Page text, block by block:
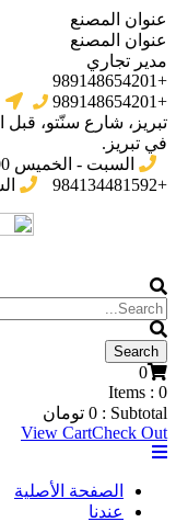
عنوان المصنع
عنوان المصنع
مدير تجاري
+989148654201
+989148654201
تبریز، شارع سنّتو،
في تبریز.
السبت - الخميس 09:00 - 21:00
+984134481592
0
Items : 0
Subtotal :
0 تومان
View CartCheck Out
الصفحة الأصلية
عندنا